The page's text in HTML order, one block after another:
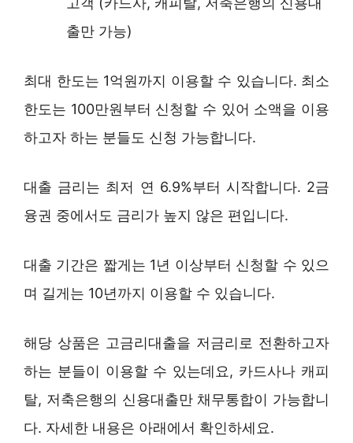
출만 가능)
최대 한도는 1억원까지 이용할 수 있습니다. 최소
한도는 100만원부터 신청할 수 있어 소액을 이용
하고자 하는 분들도 신청 가능합니다.
대출 금리는 최저 연 6.9%부터 시작합니다. 2금
융권 중에서도 금리가 높지 않은 편입니다.
대출 기간은 짧게는 1년 이상부터 신청할 수 있으
며 길게는 10년까지 이용할 수 있습니다.
해당 상품은 고금리대출을 저금리로 전환하고자
하는 분들이 이용할 수 있는데요, 카드사나 캐피
탈, 저축은행의 신용대출만 채무통합이 가능합니
다. 자세한 내용은 아래에서 확인하세요.